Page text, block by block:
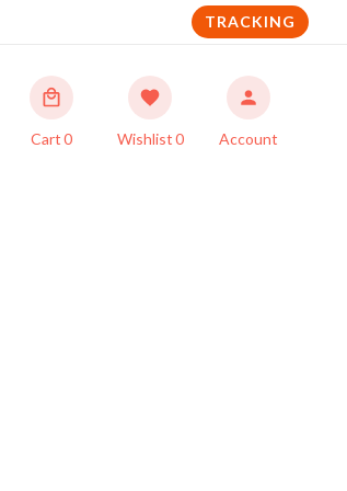
TRACKING
Cart0 Wishlist0 Account